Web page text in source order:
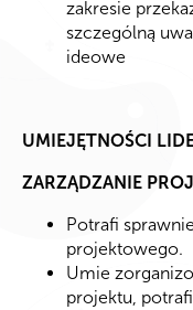
zakresie
szczególną
ideowe
UMIEJĘTNOŚCI
ZARZĄDZANIE
Potrafi
projektowego.
Umie
projektu,